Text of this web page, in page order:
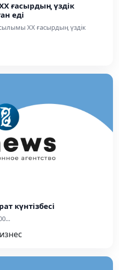
ғасырдың үздік
еді
ХХ ғасырдың үздік
күнтізбесі